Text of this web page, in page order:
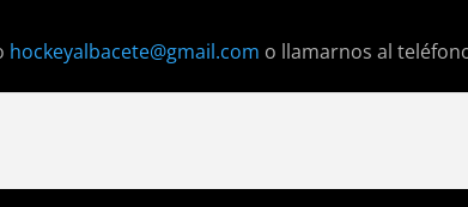
hockeyalbacete@gmail.com o llamarnos al